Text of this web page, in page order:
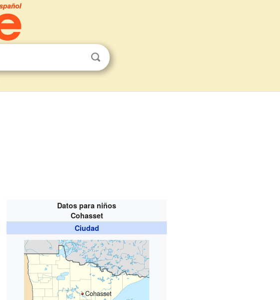
Datos para niños
Cohasset
Ciudad
Cohasset